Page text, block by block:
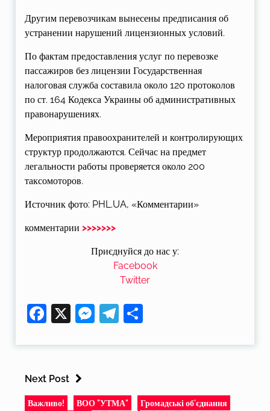
Другим перевозчикам вынесены предписания об
устранении нарушений лицензионных условий.
По фактам предоставления услуг по перевозке
пассажиров без лицензии Государственная
налоговая служба составила около 120 протоколов
по ст. 164 Кодекса Украины об административных
правонарушениях.
Мероприятия правоохранителей и контролирующих
структур продолжаются. Сейчас на предмет
легальности работы проверяется около 200
таксомоторов.
Источник фото: PHL.UA, «Комментарии»
комментарии >>>>>>>
Facebook
X Messenger
Telegram
Приєднуйся до нас у:
Facebook
Twitter
Next Post
Важливо! ВОО "УТМА"
Громадські об'єднання